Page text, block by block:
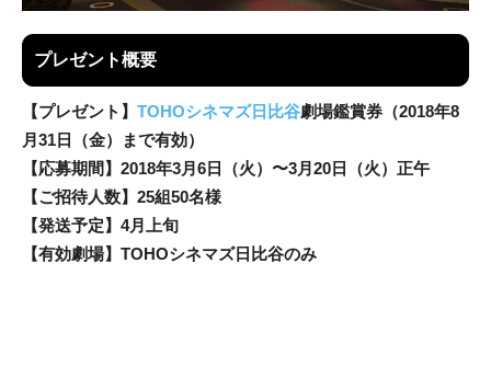
プレゼント概要
【プレゼント】 TOHOシネマズ日比谷劇場鑑賞券（2018年8
月31日（金）まで有効）
【応募期間】2018年3月6日（火）〜3月20日（火）正午
【ご招待人数】25組50名様
【発送予定】4月上旬
【有効劇場】TOHOシネマズ日比谷のみ